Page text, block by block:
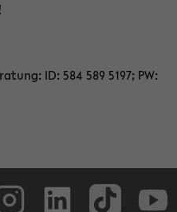
ID: 584 589 5197; PW: